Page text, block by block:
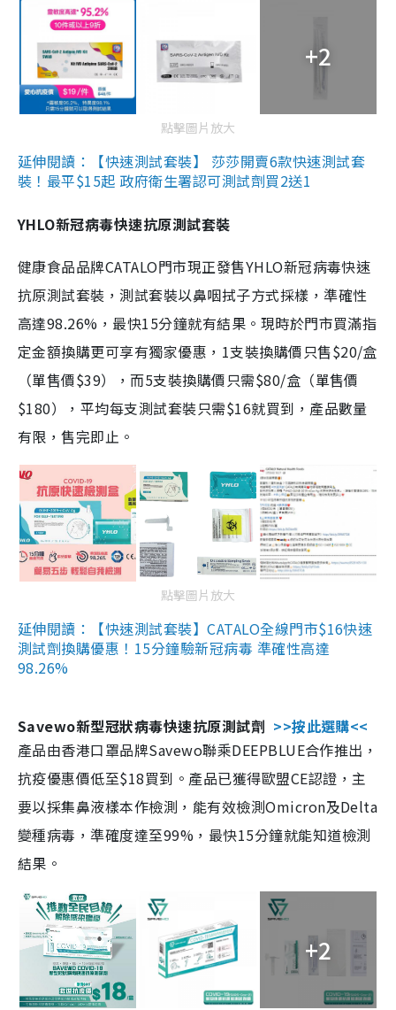
+2
點擊圖片放大
延伸閱讀：【快速測試套裝】 莎莎開賣6款快速測試套
裝！最平$15起 政府衛生署認可測試劑買2送1
YHLO新冠病毒快速抗原測試套裝
健康食品品牌CATALO門市現正發售YHLO新冠病毒快速
抗原測試套裝，測試套裝以鼻咽拭子方式採樣，準確性
高達98.26%，最快15分鐘就有結果。現時於門市買滿指
定金額換購更可享有獨家優惠，1支裝換購價只售$20/盒
（單售價$39），而5支裝換購價只需$80/盒（單售價
$180），平均每支測試套裝只需$16就買到，產品數量
有限，售完即止。
點擊圖片放大
延伸閱讀：【快速測試套裝】CATALO全線門市$16快速
測試劑換購優惠！15分鐘驗新冠病毒 準確性高達
98.26%
Savewo新型冠狀病毒快速抗原測試劑 >>按此選購<<
產品由香港口罩品牌Savewo聯乘DEEPBLUE合作推出，
抗疫優惠價低至$18買到。產品已獲得歐盟CE認證，主
要以採集鼻液樣本作檢測，能有效檢測Omicron及Delta
變種病毒，準確度達至99%，最快15分鐘就能知道檢測
結果。
+2